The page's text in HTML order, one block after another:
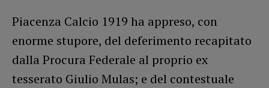
Piacenza Calcio 1919 ha appreso, con
enorme stupore, del deferimento recapitato
dalla Procura Federale al proprio ex
tesserato Giulio Mulas; e del contestuale